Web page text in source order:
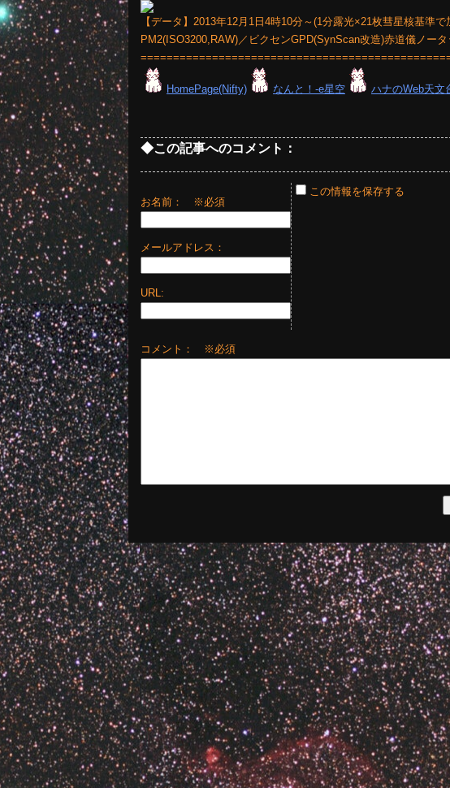
【データ】2013年12月1日4時10分～(1分露光×21枚彗星核基準
PM2(ISO3200,RAW)／ビクセンGPD(SynScan改造)赤道儀ノー
HomePage(Nifty) なんと！-e星空 ハナのWeb天文
◆この記事へのコメント：
お名前： ※必須
メールアドレス：
URL:
この情報を保存する
コメント： ※必須